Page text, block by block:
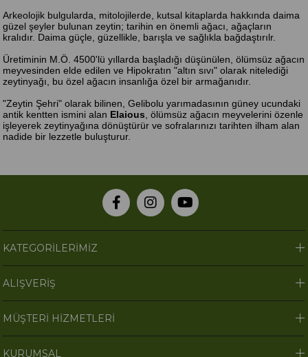
Arkeolojik bulgularda, mitolojilerde, kutsal kitaplarda hakkında daima
güzel şeyler bulunan zeytin; tarihin en önemli ağacı, ağaçların
kralıdır. Daima güçle, güzellikle, barışla ve sağlıkla bağdaştırılr.
Üretiminin M.Ö. 4500'lü yıllarda başladığı düşünülen, ölümsüz ağacın
meyvesinden elde edilen ve Hipokratın "altın sıvı" olarak nitelediği
zeytinyağı, bu özel ağacın insanlığa özel bir armağanıdır.
"Zeytin Şehri" olarak bilinen, Gelibolu yarımadasının güney ucundaki
antik kentten ismini alan Elaious, ölümsüz ağacın meyvelerini özenle
işleyerek zeytinyağına dönüştürür ve sofralarınızı tarihten ilham alan
nadide bir lezzetle buluşturur.
KATEGORİLERİMİZ
ALIŞVERİŞ
MÜŞTERİ HİZMETLERİ
KURUMSAL